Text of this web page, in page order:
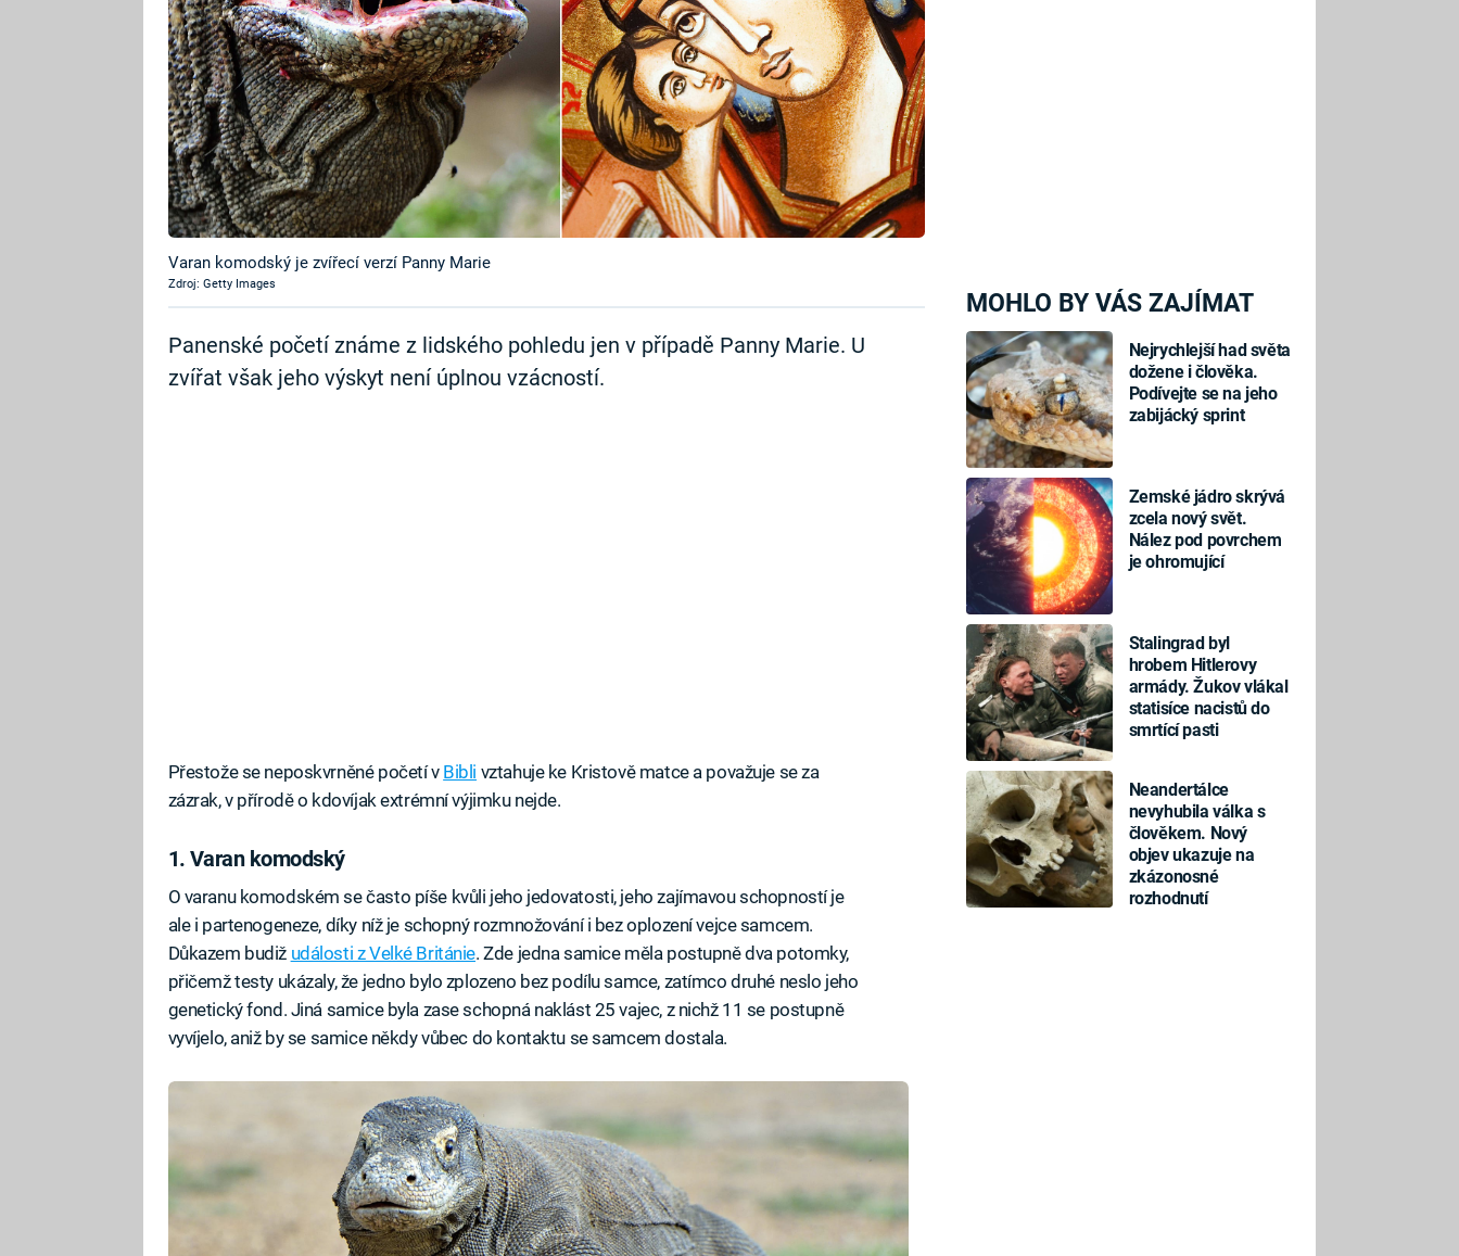
MOHLO BY VÁS ZAJÍMAT
Nejrychlejší had světa
dožene i člověka.
Podívejte se na jeho
zabijácký sprint
Zemské jádro skrývá
zcela nový svět.
Nález pod povrchem
je ohromující
Stalingrad byl
hrobem Hitlerovy
armády. Žukov vlákal
statisíce nacistů do
smrtící pasti
Neandertálce
nevyhubila válka s
člověkem. Nový
objev ukazuje na
zkázonosné
rozhodnutí
Varan komodský je zvířecí verzí Panny Marie
Zdroj: Getty Images
Panenské početí známe z lidského pohledu jen v případě Panny Marie. U
zvířat však jeho výskyt není úplnou vzácností.
Přestože se neposkvrněné početí v Bibli vztahuje ke Kristově matce a považuje se za
zázrak, v přírodě o kdovíjak extrémní výjimku nejde.
1. Varan komodský
O varanu komodském se často píše kvůli jeho jedovatosti, jeho zajímavou schopností je
ale i partenogeneze, díky níž je schopný rozmnožování i bez oplození vejce samcem.
Důkazem budiž události z Velké Británie. Zde jedna samice měla postupně dva potomky,
přičemž testy ukázaly, že jedno bylo zplozeno bez podílu samce, zatímco druhé neslo jeho
genetický fond. Jiná samice byla zase schopná naklást 25 vajec, z nichž 11 se postupně
vyvíjelo, aniž by se samice někdy vůbec do kontaktu se samcem dostala.